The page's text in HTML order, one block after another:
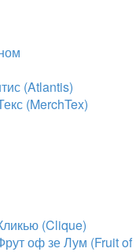
(Atlantis)
(MerchTex)
(Clique)
оф зе Лум (Fruit of